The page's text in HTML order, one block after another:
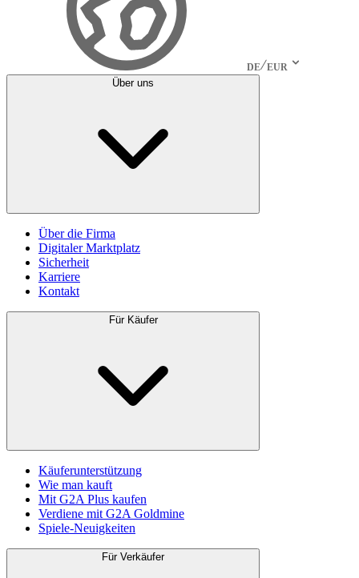
DE EUR
Über uns
Über die Firma
Digitaler Marktplatz
Sicherheit
Karriere
Kontakt
Für Käufer
Käuferunterstützung
Wie man kauft
Mit G2A Plus kaufen
Verdiene mit G2A Goldmine
Spiele-Neuigkeiten
Für Verkäufer